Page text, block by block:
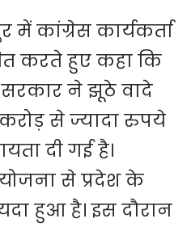
में कांग्रेस कार्यकर्ता
करते हुए कहा कि
सरकार ने झूठे वादे
से ज्यादा रुपये
दी गई है।
योजना से प्रदेश के
हुआ है। इस दौरान